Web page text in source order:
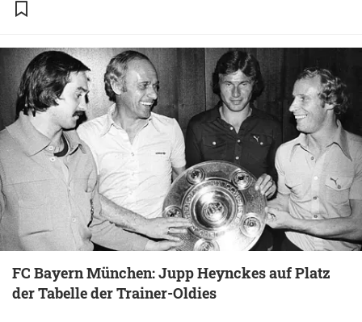
FC Bayern München: Jupp Heynckes auf Platz
der Tabelle der Trainer-Oldies